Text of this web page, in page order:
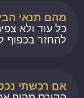
מהם תנאי
כל עוד ולא
להחזר בכפוף
אם רכשתי